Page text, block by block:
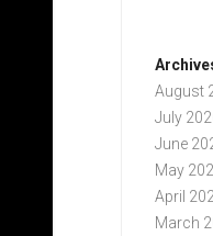
August
July
June
May
April
March